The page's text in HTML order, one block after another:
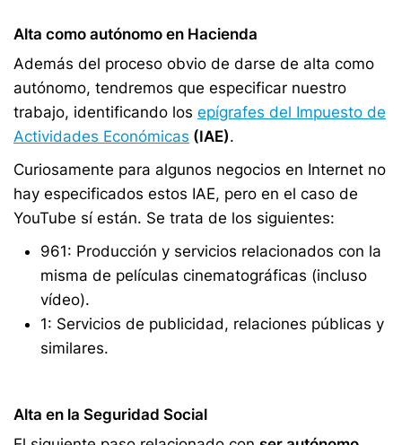
Alta como autónomo en Hacienda
Además del proceso obvio de darse de alta como
autónomo, tendremos que especificar nuestro
trabajo, identificando los epígrafes del Impuesto de
Actividades Económicas (IAE).
Curiosamente para algunos negocios en Internet no
hay especificados estos IAE, pero en el caso de
YouTube sí están. Se trata de los siguientes:
961: Producción y servicios relacionados con la
misma de películas cinematográficas (incluso
vídeo).
1: Servicios de publicidad, relaciones públicas y
similares.
Alta en la Seguridad Social